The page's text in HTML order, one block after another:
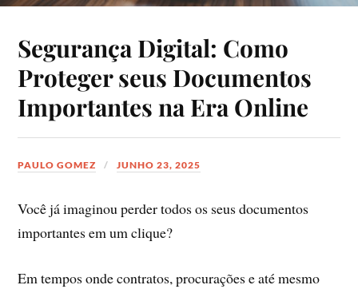
Segurança Digital: Como
Proteger seus Documentos
Importantes na Era Online
PAULO GOMEZ JUNHO 23, 2025
Você já imaginou perder todos os seus documentos
importantes em um clique?
Em tempos onde contratos, procurações e até mesmo